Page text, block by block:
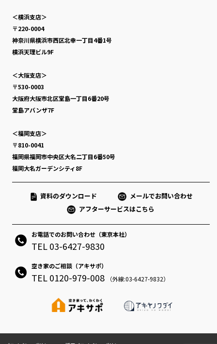
＜横浜支店＞
〒220-0004
神奈川県横浜市西区北幸一丁目4番1号
横浜天理ビル9F
＜大阪支店＞
〒530-0003
大阪府大阪市北区堂島一丁目6番20号
堂島アバンザ7F
＜福岡支店＞
〒810-0041
福岡県福岡市中央区大名二丁目6番50号
福岡大名ガーデンシティ8F
資料のダウンロード
メールでお問い合わせ
アフターサービスはこちら
お電話でのお問い合わせ（東京本社）
TEL 03-6427-9830
空き家のご相談（アキサポ）
TEL 0120-979-008 （外線:03-6427-9832）